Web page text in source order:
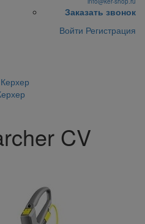
Заказать звонок
Войти Регистрация
CV